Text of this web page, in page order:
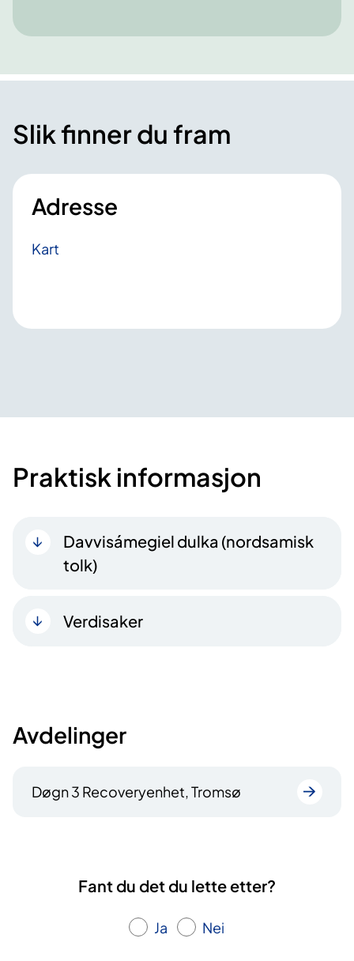
Slik finner du fram
Adresse
Kart
Praktisk informasjon
Davvisámegiel dulka (nordsamisk
tolk)
Verdisaker
Avdelinger
Døgn 3 Recoveryenhet, Tromsø
Fant du det du lette etter?
Ja Nei